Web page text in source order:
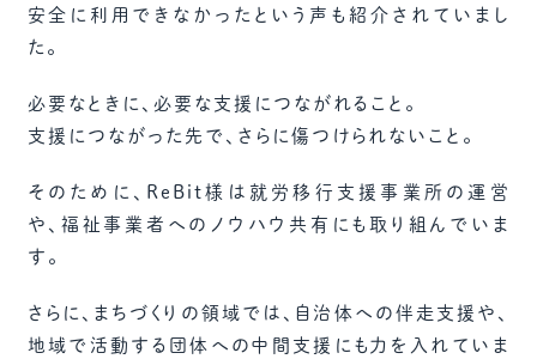
安全に利用できなかったという声も紹介されていまし
た。
必要なときに、必要な支援につながれること。
支援につながった先で、さらに傷つけられないこと。
そのために、ReBit様は就労移行支援事業所の運営
や、福祉事業者へのノウハウ共有にも取り組んでいま
す。
さらに、まちづくりの領域では、自治体への伴走支援や、
地域で活動する団体への中間支援にも力を入れていま